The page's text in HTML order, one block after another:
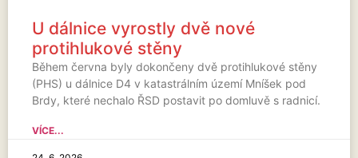
U dálnice vyrostly dvě nové
protihlukové stěny
Během června byly dokončeny dvě protihlukové stěny
(PHS) u dálnice D4 v katastrálním území Mníšek pod
Brdy, které nechalo ŘSD postavit po domluvě s radnicí.
VÍCE...